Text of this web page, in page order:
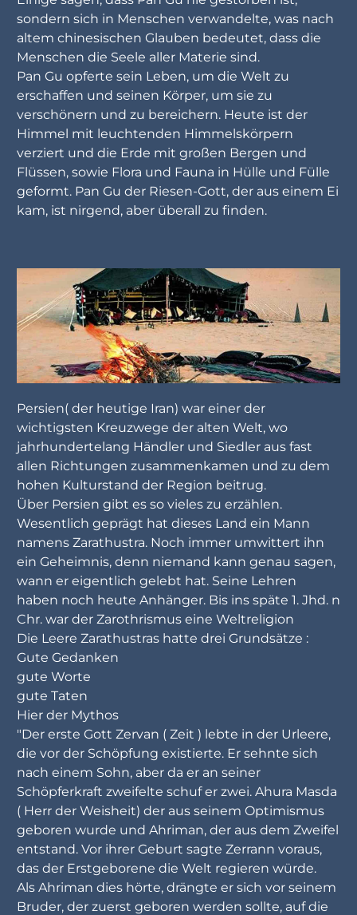
sondern sich in Menschen verwandelte, was nach
altem chinesischen Glauben bedeutet, dass die
Menschen die Seele aller Materie sind.
Pan Gu opferte sein Leben, um die Welt zu
erschaffen und seinen Körper, um sie zu
verschönern und zu bereichern. Heute ist der
Himmel mit leuchtenden Himmelskörpern
verziert und die Erde mit großen Bergen und
Flüssen, sowie Flora und Fauna in Hülle und Fülle
geformt. Pan Gu der Riesen-Gott, der aus einem Ei
kam, ist nirgend, aber überall zu finden.
Persien( der heutige Iran) war einer der
wichtigsten Kreuzwege der alten Welt, wo
jahrhundertelang Händler und Siedler aus fast
allen Richtungen zusammenkamen und zu dem
hohen Kulturstand der Region beitrug.
Über Persien gibt es so vieles zu erzählen.
Wesentlich geprägt hat dieses Land ein Mann
namens Zarathustra. Noch immer umwittert ihn
ein Geheimnis, denn niemand kann genau sagen,
wann er eigentlich gelebt hat. Seine Lehren
haben noch heute Anhänger. Bis ins späte 1. Jhd. n
Chr. war der Zarothrismus eine Weltreligion
Die Leere Zarathustras hatte drei Grundsätze :
Gute Gedanken
gute Worte
gute Taten
Hier der Mythos
"Der erste Gott Zervan ( Zeit ) lebte in der Urleere,
die vor der Schöpfung existierte. Er sehnte sich
nach einem Sohn, aber da er an seiner
Schöpferkraft zweifelte schuf er zwei. Ahura Masda
( Herr der Weisheit) der aus seinem Optimismus
geboren wurde und Ahriman, der aus dem Zweifel
entstand. Vor ihrer Geburt sagte Zerrann voraus,
das der Erstgeborene die Welt regieren würde.
Als Ahriman dies hörte, drängte er sich vor seinem
Bruder, der zuerst geboren werden sollte, auf die